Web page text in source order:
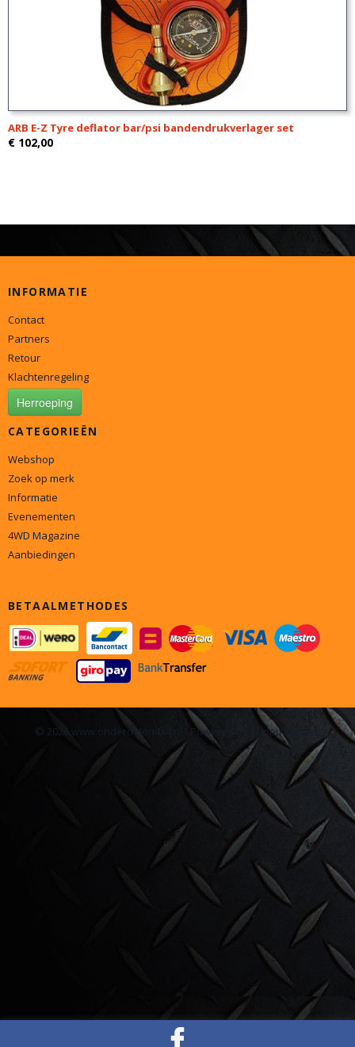
ARB E-Z Tyre deflator bar/psi bandendrukverlager set
€ 102,00
INFORMATIE
Contact
Partners
Retour
Klachtenregeling
Herroeping
CATEGORIEËN
Webshop
Zoek op merk
Informatie
Evenementen
4WD Magazine
Aanbiedingen
BETAALMETHODES
© 2026 www.onderdelen4x4.nl - Powered by Shoppagina.nl